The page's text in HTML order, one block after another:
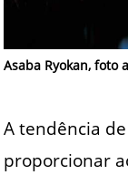
Asaba Ryokan, foto
A tendência
proporcionar